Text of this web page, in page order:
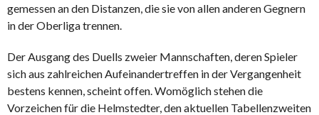
gemessen an den Distanzen, die sie von allen anderen Gegnern
in der Oberliga trennen.
Der Ausgang des Duells zweier Mannschaften, deren Spieler
sich aus zahlreichen Aufeinandertreffen in der Vergangenheit
bestens kennen, scheint offen. Womöglich stehen die
Vorzeichen für die Helmstedter, den aktuellen Tabellenzweiten